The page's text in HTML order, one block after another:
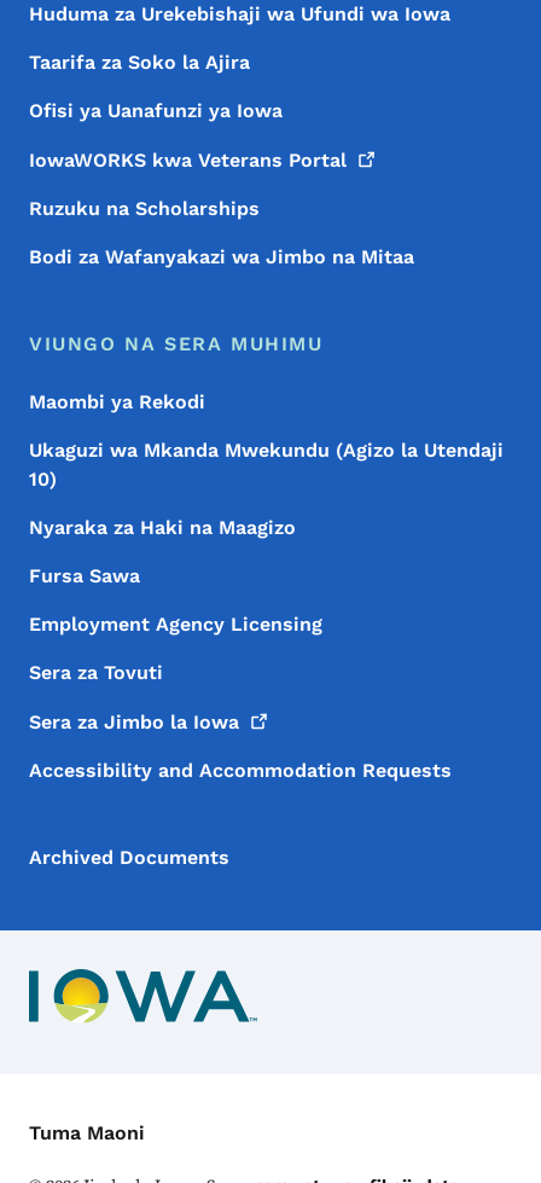
Huduma za Urekebishaji wa Ufundi wa Iowa
Taarifa za Soko la Ajira
Ofisi ya Uanafunzi ya Iowa
IowaWORKS kwa Veterans Portal
Ruzuku na Scholarships
Bodi za Wafanyakazi wa Jimbo na Mitaa
VIUNGO NA SERA MUHIMU
Maombi ya Rekodi
Ukaguzi wa Mkanda Mwekundu (Agizo la Utendaji
10)
Nyaraka za Haki na Maagizo
Fursa Sawa
Employment Agency Licensing
Sera za Tovuti
Sera za Jimbo la Iowa
Accessibility and Accommodation Requests
Archived Documents
Menyu ya Mawasiliano
Tuma Maoni